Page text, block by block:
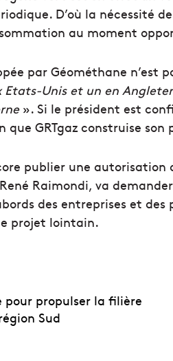
D’où la nécessité
au moment
par Géométhane n’est
Unis et un en
». Si le président est
que GRTgaz construise son
publier une autorisation
Raimondi, va
des entreprises et des
projet lointain.
propulser la filière
Sud